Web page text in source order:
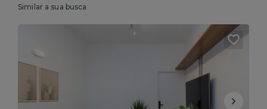
Similar a sua busca